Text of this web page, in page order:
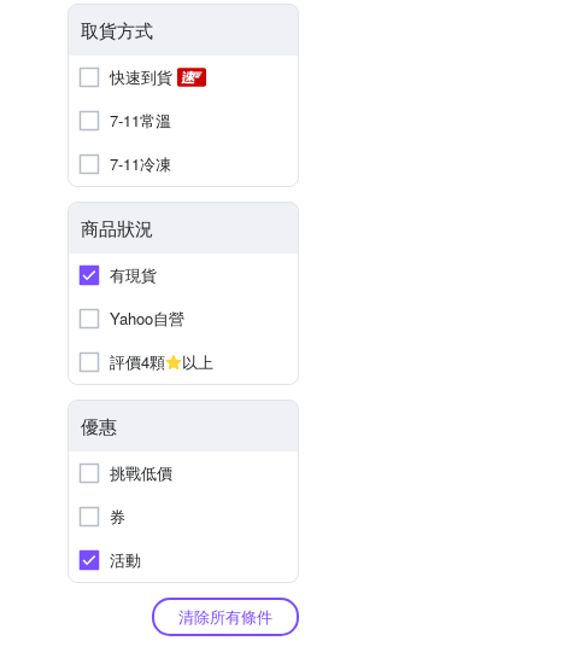
取貨方式
快速到貨
7-11常溫
7-11冷凍
商品狀況
有現貨
Yahoo自營
評價4顆
以上
優惠
挑戰低價
券
活動
清除所有條件